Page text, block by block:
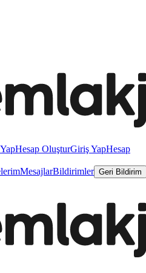
Hesap OluşturGiriş YapHesap
MesajlarBildirimler Geri Bildirim